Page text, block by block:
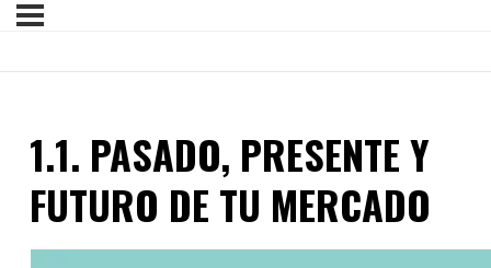
1.1. PASADO, PRESENTE Y
FUTURO DE TU MERCADO